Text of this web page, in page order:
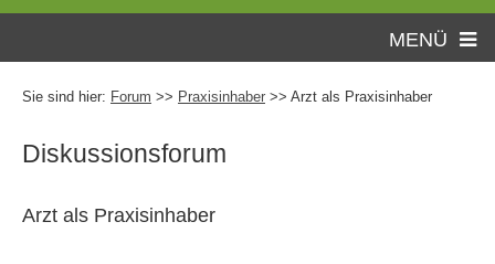
MENÜ
Sie sind hier: Forum >> Praxisinhaber >> Arzt als Praxisinhaber
Diskussionsforum
Arzt als Praxisinhaber